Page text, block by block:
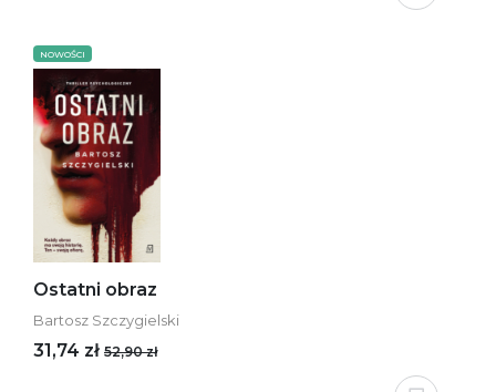
NOWOŚCI
Ostatni obraz
Bartosz Szczygielski
31,74 zł 52,90 zł